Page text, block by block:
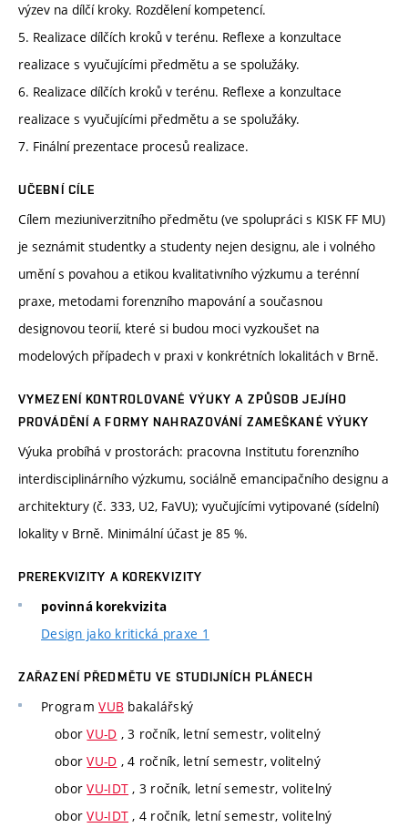
výzev na dílčí kroky. Rozdělení kompetencí.
5. Realizace dílčích kroků v terénu. Reflexe a konzultace
realizace s vyučujícími předmětu a se spolužáky.
6. Realizace dílčích kroků v terénu. Reflexe a konzultace
realizace s vyučujícími předmětu a se spolužáky.
7. Finální prezentace procesů realizace.
UČEBNÍ CÍLE
Cílem meziuniverzitního předmětu (ve spolupráci s KISK FF MU)
je seznámit studentky a studenty nejen designu, ale i volného
umění s povahou a etikou kvalitativního výzkumu a terénní
praxe, metodami forenzního mapování a současnou
designovou teorií, které si budou moci vyzkoušet na
modelových případech v praxi v konkrétních lokalitách v Brně.
VYMEZENÍ KONTROLOVANÉ VÝUKY A ZPŮSOB JEJÍHO
PROVÁDĚNÍ A FORMY NAHRAZOVÁNÍ ZAMEŠKANÉ VÝUKY
Výuka probíhá v prostorách: pracovna Institutu forenzního
interdisciplinárního výzkumu, sociálně emancipačního designu a
architektury (č. 333, U2, FaVU); vyučujícími vytipované (sídelní)
lokality v Brně. Minimální účast je 85 %.
PREREKVIZITY A KOREKVIZITY
povinná korekvizita
Design jako kritická praxe 1
ZAŘAZENÍ PŘEDMĚTU VE STUDIJNÍCH PLÁNECH
ProgramVUB bakalářský
oborVU-D , 3 ročník, letní semestr, volitelný
oborVU-D , 4 ročník, letní semestr, volitelný
oborVU-IDT , 3 ročník, letní semestr, volitelný
oborVU-IDT , 4 ročník, letní semestr, volitelný